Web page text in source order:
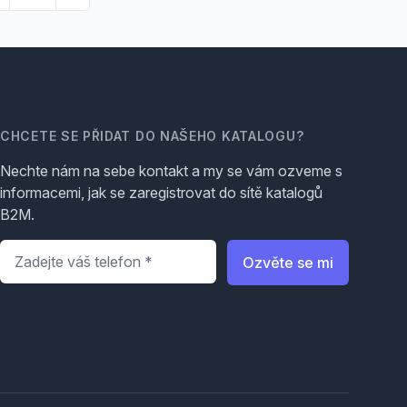
CHCETE SE PŘIDAT DO NAŠEHO KATALOGU?
Nechte nám na sebe kontakt a my se vám ozveme s
informacemi, jak se zaregistrovat do sítě katalogů
B2M.
Telefon
Ozvěte se mi